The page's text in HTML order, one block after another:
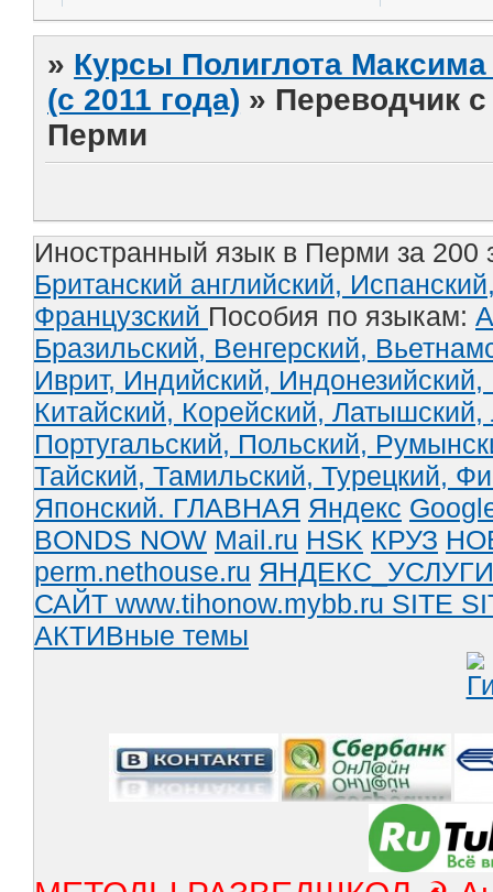
» Курсы Полиглота
(с 2011 года) » Переводчик
Перми
Иностранный язык в Перми за 200
Британский английский,
Французский Пособия по языкам:
Бразильский, Венгерский,
Иврит, Индийский, Индонезийский,
Китайский, Корейский, Латышский,
Португальский, Польский,
Тайский, Тамильский, Турецкий,
Японский. ГЛАВНАЯ Яндекс
BONDS NOW Mail.ru HSK КРУЗ
perm.nethouse.ru ЯНДЕКС_УСЛУГИ
САЙТ www.tihonow.mybb.ru SITE
АКТИВные темы